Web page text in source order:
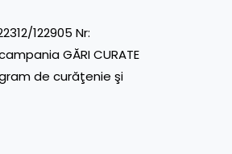
122905 Nr:
GĂRI CURATE
de curăţenie şi